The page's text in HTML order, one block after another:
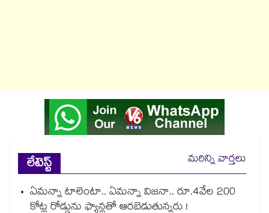
లేటెస్ట్
మరిన్ని వార్తలు
ఏమన్నా టాలెంటా.. ఏమన్నా విజనా.. రూ.4వేల 200
కోట్ల రోడ్డును ఫ్యాన్లతో ఆరబెడుతున్నరు !